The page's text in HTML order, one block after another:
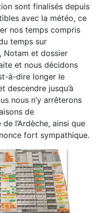
sont finalisés depuis
avec la météo, ce
nos temps compris
temps sur
Notam et dossier
et nous décidons
à-dire longer le
descendre jusqu’à
nous n’y arrêterons
de
l’Ardèche, ainsi que
fort sympathique.